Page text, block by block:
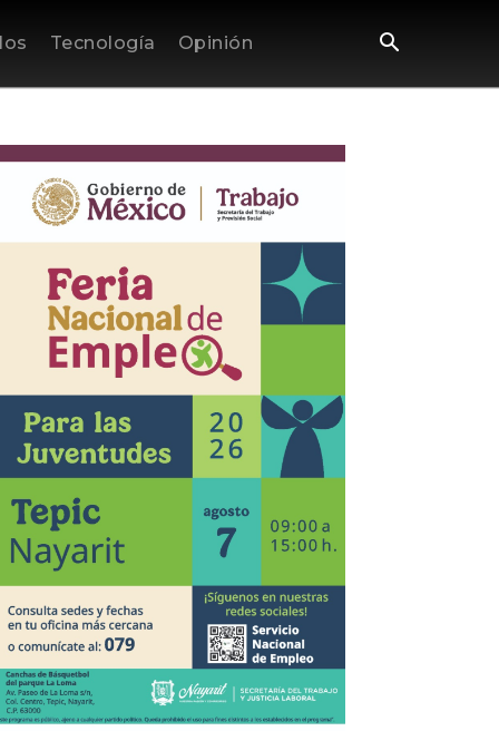
Tecnología Opinión